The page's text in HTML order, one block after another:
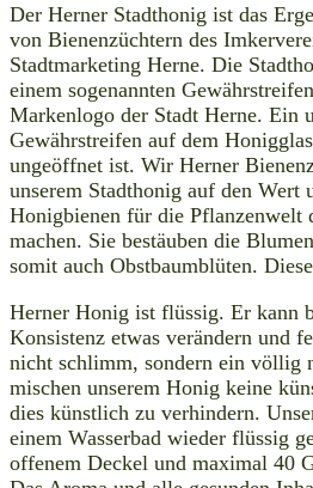
Der Herner Stadthonig ist das
von Bienenzüchtern des
Stadtmarketing Herne. Die
einem sogenannten
Markenlogo der Stadt Herne. Ein
Gewährstreifen auf dem
ungeöffnet ist. Wir Herner
unserem Stadthonig auf den Wert
Honigbienen für die Pflanzenwelt
machen. Sie bestäuben die
somit auch Obstbaumblüten.
Herner Honig ist flüssig. Er kann
Konsistenz etwas verändern und
nicht schlimm, sondern ein völlig
mischen unserem Honig keine
dies künstlich zu verhindern.
einem Wasserbad wieder flüssig
offenem Deckel und maximal 40